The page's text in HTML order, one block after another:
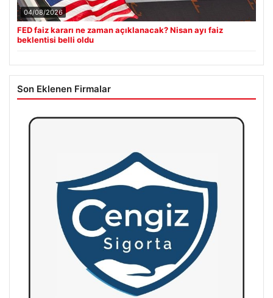
04/08/2026
FED faiz kararı ne zaman açıklanacak? Nisan ayı faiz
beklentisi belli oldu
Son Eklenen Firmalar